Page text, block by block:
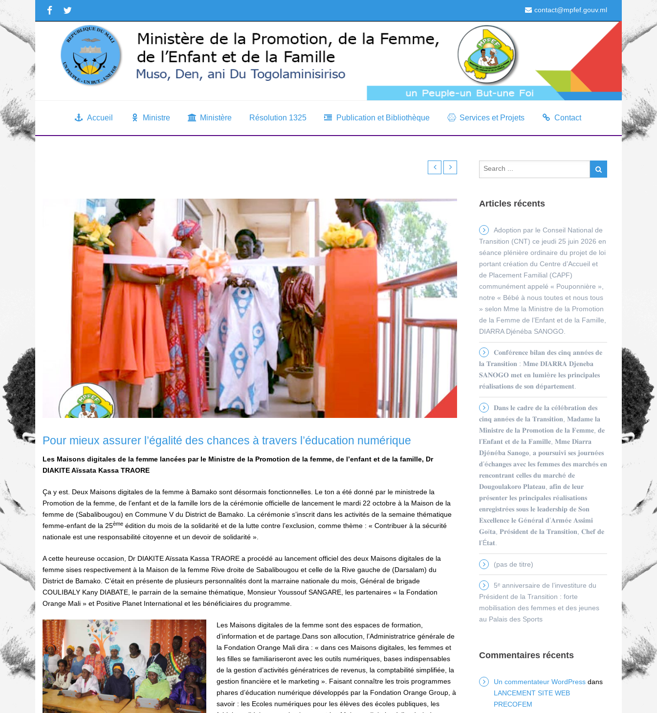
contact@mpfef.gouv.ml
Accueil Ministre Ministère Résolution 1325 Publication et Bibliothèque Services et Projets Contact
Pour mieux assurer l’égalité des chances à travers l’éducation numérique
Les Maisons digitales de la femme lancées par le Ministre de la Promotion de la femme, de l’enfant et de la famille, Dr
DIAKITE Aïssata Kassa TRAORE
Ça y est. Deux Maisons digitales de la femme à Bamako sont désormais fonctionnelles. Le ton a été donné par le ministrede la
Promotion de la femme, de l’enfant et de la famille lors de la cérémonie officielle de lancement le mardi 22 octobre à la Maison de la
femme de (Sabalibougou) en Commune V du District de Bamako. La cérémonie s’inscrit dans les activités de la semaine thématique
femme-enfant de la 25ème édition du mois de la solidarité et de la lutte contre l’exclusion, comme thème : « Contribuer à la sécurité
nationale est une responsabilité citoyenne et un devoir de solidarité ».
A cette heureuse occasion, Dr DIAKITE Aïssata Kassa TRAORE a procédé au lancement officiel des deux Maisons digitales de la
femme sises respectivement à la Maison de la femme Rive droite de Sabalibougou et celle de la Rive gauche de (Darsalam) du
District de Bamako. C’était en présente de plusieurs personnalités dont la marraine nationale du mois, Général de brigade
COULIBALY Kany DIABATE, le parrain de la semaine thématique, Monsieur Youssouf SANGARE, les partenaires « la Fondation
Orange Mali » et Positive Planet International et les bénéficiaires du programme.
Les Maisons digitales de la femme sont des espaces de formation,
d’information et de partage.Dans son allocution, l’Administratrice générale de
la Fondation Orange Mali dira : « dans ces Maisons digitales, les femmes et
les filles se familiariseront avec les outils numériques, bases indispensables
de la gestion d’activités génératrices de revenus, la comptabilité simplifiée, la
gestion financière et le marketing ». Faisant connaître les trois programmes
phares d’éducation numérique développés par la Fondation Orange Group, à
savoir : les Ecoles numériques pour les élèves des écoles publiques, les
Articles récents
Adoption par le Conseil National de
Transition (CNT) ce jeudi 25 juin 2026 en
séance plénière ordinaire du projet de loi
portant création du Centre d’Accueil et
de Placement Familial (CAPF)
communément appelé « Pouponnière »,
notre « Bébé à nous toutes et nous tous
» selon Mme la Ministre de la Promotion
de la Femme de l’Enfant et de la Famille,
DIARRA Djénéba SANOGO.
𝐂𝐨𝐧𝐟é𝐫𝐞𝐧𝐜𝐞 𝐛𝐢𝐥𝐚𝐧 𝐝𝐞𝐬 𝐜𝐢𝐧𝐪 𝐚𝐧𝐧é𝐞𝐬 𝐝𝐞
𝐥𝐚 𝐓𝐫𝐚𝐧𝐬𝐢𝐭𝐢𝐨𝐧 : 𝐌𝐦𝐞 𝐃𝐈𝐀𝐑𝐑𝐀 𝐃𝐣𝐞𝐧𝐞𝐛𝐚
𝐒𝐀𝐍𝐎𝐆𝐎 𝐦𝐞𝐭 𝐞𝐧 𝐥𝐮𝐦𝐢è𝐫𝐞 𝐥𝐞𝐬 𝐩𝐫𝐢𝐧𝐜𝐢𝐩𝐚𝐥𝐞𝐬
𝐫é𝐚𝐥𝐢𝐬𝐚𝐭𝐢𝐨𝐧𝐬 𝐝𝐞 𝐬𝐨𝐧 𝐝é𝐩𝐚𝐫𝐭𝐞𝐦𝐞𝐧𝐭.
𝐃𝐚𝐧𝐬 𝐥𝐞 𝐜𝐚𝐝𝐫𝐞 𝐝𝐞 𝐥𝐚 𝐜é𝐥é𝐛𝐫𝐚𝐭𝐢𝐨𝐧 𝐝𝐞𝐬
𝐜𝐢𝐧𝐪 𝐚𝐧𝐧é𝐞𝐬 𝐝𝐞 𝐥𝐚 𝐓𝐫𝐚𝐧𝐬𝐢𝐭𝐢𝐨𝐧, 𝐌𝐚𝐝𝐚𝐦𝐞 𝐥𝐚
𝐌𝐢𝐧𝐢𝐬𝐭𝐫𝐞 𝐝𝐞 𝐥𝐚 𝐏𝐫𝐨𝐦𝐨𝐭𝐢𝐨𝐧 𝐝𝐞 𝐥𝐚 𝐅𝐞𝐦𝐦𝐞, 𝐝𝐞
𝐥’𝐄𝐧𝐟𝐚𝐧𝐭 𝐞𝐭 𝐝𝐞 𝐥𝐚 𝐅𝐚𝐦𝐢𝐥𝐥𝐞, 𝐌𝐦𝐞 𝐃𝐢𝐚𝐫𝐫𝐚
𝐃𝐣é𝐧é𝐛𝐚 𝐒𝐚𝐧𝐨𝐠𝐨, 𝐚 𝐩𝐨𝐮𝐫𝐬𝐮𝐢𝐯𝐢 𝐬𝐞𝐬 𝐣𝐨𝐮𝐫𝐧é𝐞𝐬
𝐝’é𝐜𝐡𝐚𝐧𝐠𝐞𝐬 𝐚𝐯𝐞𝐜 𝐥𝐞𝐬 𝐟𝐞𝐦𝐦𝐞𝐬 𝐝𝐞𝐬 𝐦𝐚𝐫𝐜𝐡é𝐬 𝐞𝐧
𝐫𝐞𝐧𝐜𝐨𝐧𝐭𝐫𝐚𝐧𝐭 𝐜𝐞𝐥𝐥𝐞𝐬 𝐝𝐮 𝐦𝐚𝐫𝐜𝐡é 𝐝𝐞
𝐃𝐨𝐮𝐠𝐨𝐮𝐥𝐚𝐤𝐨𝐫𝐨 𝐏𝐥𝐚𝐭𝐞𝐚𝐮, 𝐚𝐟𝐢𝐧 𝐝𝐞 𝐥𝐞𝐮𝐫
𝐩𝐫é𝐬𝐞𝐧𝐭𝐞𝐫 𝐥𝐞𝐬 𝐩𝐫𝐢𝐧𝐜𝐢𝐩𝐚𝐥𝐞𝐬 𝐫é𝐚𝐥𝐢𝐬𝐚𝐭𝐢𝐨𝐧𝐬
𝐞𝐧𝐫𝐞𝐠𝐢𝐬𝐭𝐫é𝐞𝐬 𝐬𝐨𝐮𝐬 𝐥𝐞 𝐥𝐞𝐚𝐝𝐞𝐫𝐬𝐡𝐢𝐩 𝐝𝐞 𝐒𝐨𝐧
𝐄𝐱𝐜𝐞𝐥𝐥𝐞𝐧𝐜𝐞 𝐥𝐞 𝐆é𝐧é𝐫𝐚𝐥 𝐝’𝐀𝐫𝐦é𝐞 𝐀𝐬𝐬𝐢𝐦𝐢
𝐆𝐨ï𝐭𝐚, 𝐏𝐫é𝐬𝐢𝐝𝐞𝐧𝐭 𝐝𝐞 𝐥𝐚 𝐓𝐫𝐚𝐧𝐬𝐢𝐭𝐢𝐨𝐧, 𝐂𝐡𝐞𝐟 𝐝𝐞
𝐥’É𝐭𝐚𝐭.
(pas de titre)
5ᵉ anniversaire de l’investiture du
Président de la Transition : forte
mobilisation des femmes et des jeunes
au Palais des Sports
Commentaires récents
Un commentateur WordPressdans
LANCEMENT SITE WEB
PRECOFEM